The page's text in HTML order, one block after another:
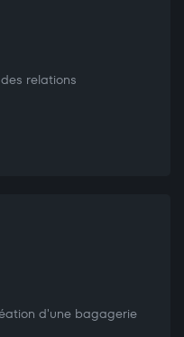
relations
d'une bagagerie